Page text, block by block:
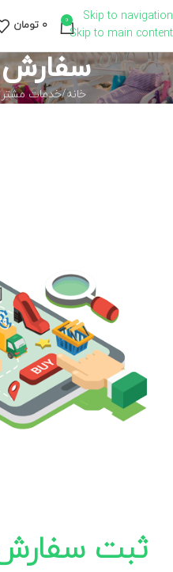
Skip to navigation
Skip to main content
0
0 تومان
خانه خدمات
ثبت